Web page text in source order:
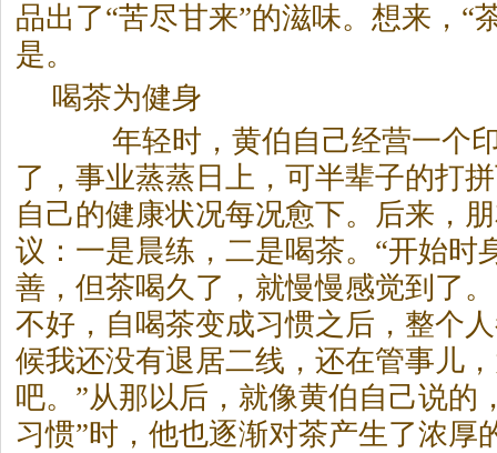
品出了“苦尽甘来”的滋味。想来，“
是。
喝茶为健身
年轻时，黄伯自己经营一个印
了，事业蒸蒸日上，可半辈子的打
自己的健康状况每况愈下。后来，
议：一是晨练，二是喝茶。“开始时
善，但茶喝久了，就慢慢感觉到了
不好，自喝茶变成习惯之后，整个
候我还没有退居二线，还在管事儿
吧。”从那以后，就像黄伯自己说的
习惯”时，他也逐渐对茶产生了浓厚